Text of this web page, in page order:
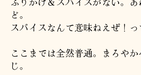
ど。
スパイスなんて意味ねえぜ！っ
ここまでは全然普通。まろや
じ。